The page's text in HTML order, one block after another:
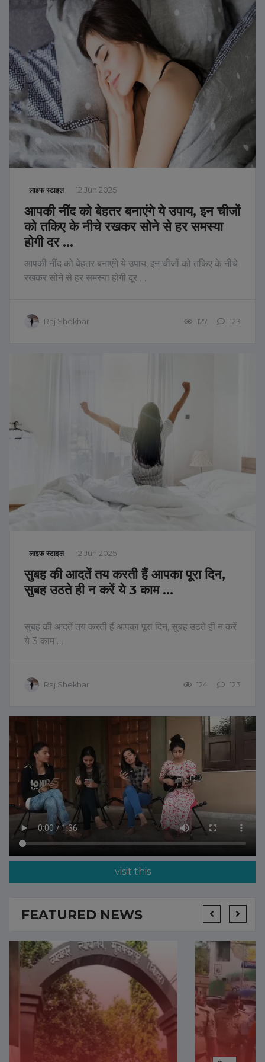
लाइफ स्टाइल 12 Jun 2025
आपकी नींद को बेहतर बनाएंगे ये उपाय, इन चीजों
को तकिए के नीचे रखकर सोने से हर समस्या
होगी दूर …
आपकी नींद को बेहतर बनाएंगे ये उपाय, इन चीजों को तकिए के नीचे
रखकर सोने से हर समस्या होगी दूर …
Raj Shekhar 127 123
लाइफ स्टाइल 12 Jun 2025
सुबह की आदतें तय करती हैं आपका पूरा दिन,
सुबह उठते ही न करें ये 3 काम …
सुबह की आदतें तय करती हैं आपका पूरा दिन, सुबह उठते ही न करें
ये 3 काम …
Raj Shekhar 124 123
visit this
FEATURED NEWS